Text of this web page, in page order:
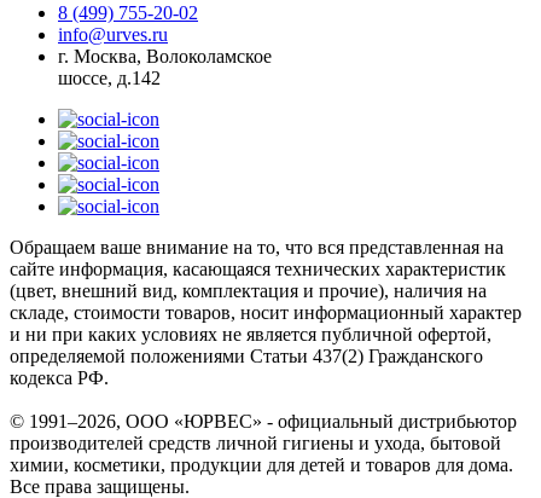
8 (499) 755-20-02
info@urves.ru
г. Москва, Волоколамское
шоссе, д.142
Обращаем ваше внимание на то, что вся представленная на
сайте информация, касающаяся технических характеристик
(цвет, внешний вид, комплектация и прочие), наличия на
складе, стоимости товаров, носит информационный характер
и ни при каких условиях не является публичной офертой,
определяемой положениями Статьи 437(2) Гражданского
кодекса РФ.
© 1991–2026, ООО «ЮРВЕС» - официальный дистрибьютор
производителей средств личной гигиены и ухода, бытовой
химии, косметики, продукции для детей и товаров для дома.
Все права защищены.